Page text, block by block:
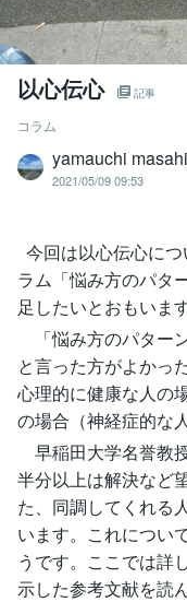
以心伝心 記事
コラム
yamauchi
2021/05/09 09:53
今回は以心伝心に
ラム「悩み方のパタ
足したいとおもいます
「悩み方のパター
と言った方がよかっ
心理的に健康な人の
の場合（神経症的な
早稲田大学名誉教
半分以上は解決など
た、同調してくれる
います。これについ
うです。ここでは詳
示した参考文献を読